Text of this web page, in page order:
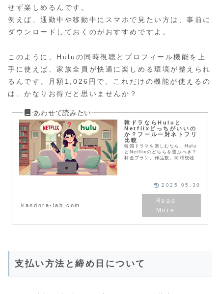
せず楽しめるんです。
例えば、通勤中や移動中にスマホで見たい方は、事前に
ダウンロードしておくのがおすすめですよ。
このように、Huluの同時視聴とプロフィール機能を上
手に使えば、家族全員が快適に楽しめる環境が整えられ
るんです。月額1,026円で、これだけの機能が使えるの
は、かなりお得だと思いませんか？
韓ドラならHuluと
Netflixどっちがいいの
か？フールー対ネトフリ
比較
韓国ドラマを楽しむなら、Hulu
とNetflixのどちらを選ぶべき？
料金プラン、作品数、同時視聴台
kandora-lab.com
2025.05.30
支払い方法と締め日について